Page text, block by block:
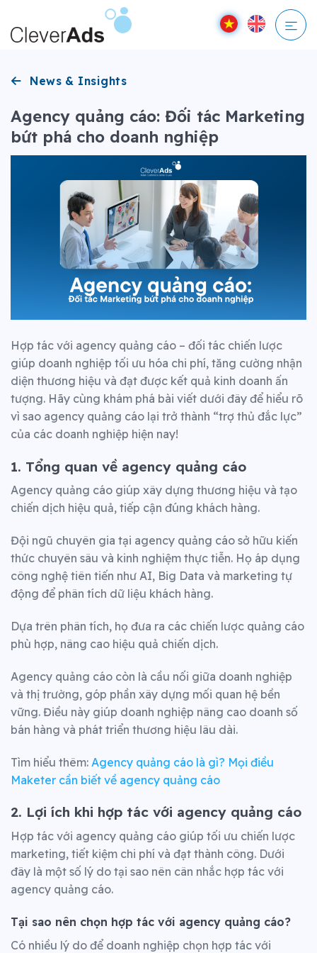
qua
nội
News & Insights
Agency quảng cáo: Đối tác Marketing
bứt phá cho doanh nghiệp
Hợp tác với agency quảng cáo – đối tác chiến lược
giúp doanh nghiệp tối ưu hóa chi phí, tăng cường nhận
diện thương hiệu và đạt được kết quả kinh doanh ấn
tượng. Hãy cùng khám phá bài viết dưới đây để hiểu rõ
vì sao agency quảng cáo lại trở thành “trợ thủ đắc lực”
của các doanh nghiệp hiện nay!
1. Tổng quan về agency quảng cáo
Agency quảng cáo giúp xây dựng thương hiệu và tạo
chiến dịch hiệu quả, tiếp cận đúng khách hàng.
Đội ngũ chuyên gia tại agency quảng cáo sở hữu kiến
thức chuyên sâu và kinh nghiệm thực tiễn. Họ áp dụng
công nghệ tiên tiến như AI, Big Data và marketing tự
động để phân tích dữ liệu khách hàng.
Dựa trên phân tích, họ đưa ra các chiến lược quảng cáo
phù hợp, nâng cao hiệu quả chiến dịch.
Agency quảng cáo còn là cầu nối giữa doanh nghiệp
và thị trường, góp phần xây dựng mối quan hệ bền
vững. Điều này giúp doanh nghiệp nâng cao doanh số
bán hàng và phát triển thương hiệu lâu dài.
Tìm hiểu thêm: Agency quảng cáo là gì? Mọi điều
Maketer cần biết về agency quảng cáo
2. Lợi ích khi hợp tác với agency quảng cáo
Hợp tác với agency quảng cáo giúp tối ưu chiến lược
marketing, tiết kiệm chi phí và đạt thành công. Dưới
đây là một số lý do tại sao nên cân nhắc hợp tác với
agency quảng cáo.
Tại sao nên chọn hợp tác với agency quảng cáo?
Có nhiều lý do để doanh nghiệp chọn hợp tác với